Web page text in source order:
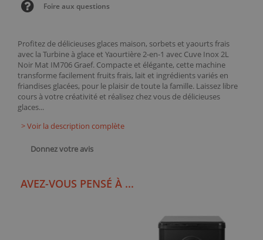
Profitez de délicieuses glaces maison, sorbets et yaourts frais
avec la Turbine à glace et Yaourtière 2-en-1 avec Cuve Inox 2L
Noir Mat IM706 Graef. Compacte et élégante, cette machine
transforme facilement fruits frais, lait et ingrédients variés en
friandises glacées, pour le plaisir de toute la famille. Laissez libre
cours à votre créativité et réalisez chez vous de délicieuses
glaces...
> Voir la description complète
Donnez votre avis
Foire aux questions
AVEZ-VOUS PENSÉ À ...